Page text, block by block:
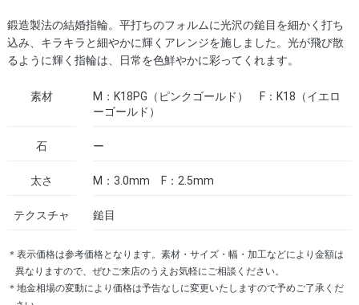
鍛造製法の結婚指輪。平打ちのフォルムに光沢の鎚目を細かく打ち
込み、キラキラと細やかに輝くアレンジを施しました。光が飛び散
るように輝く指輪は、日常を色鮮やかに彩ってくれます。
素材
M：K18PG（ピンクゴールド） F：K18（イエロ
ーゴールド）
石 ー
太さ M：3.0mm F：2.5mm
テクスチャ 鎚目
＊表示価格は参考価格となります。素材・サイズ・幅・加工などにより金額は
異なりますので、ぜひご来店のうえお気軽にご相談ください。
＊地金相場の変動により価格は予告なしに変更いたしますので予めご了承くだ